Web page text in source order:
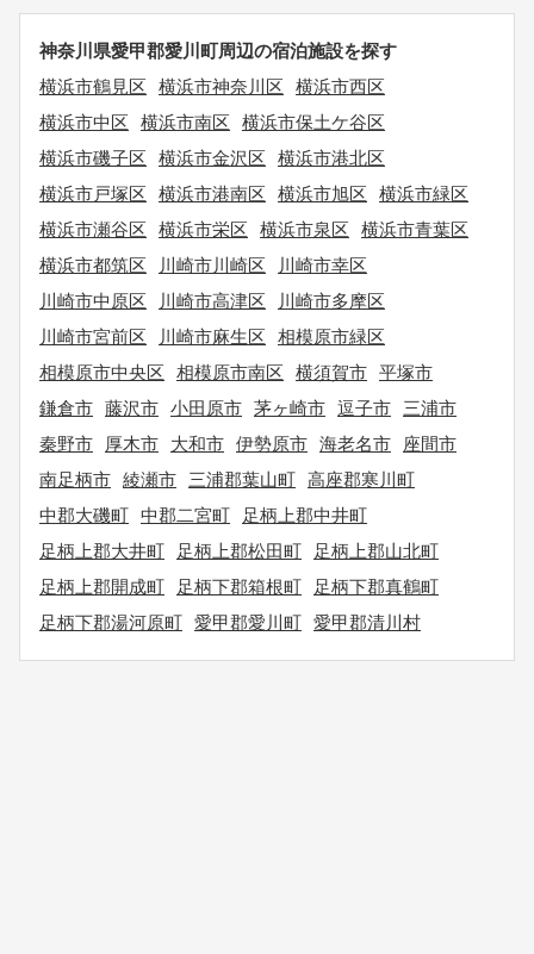
神奈川県愛甲郡愛川町周辺の宿泊施設を探す
横浜市鶴見区
横浜市神奈川区
横浜市西区
横浜市中区
横浜市南区
横浜市保土ケ谷区
横浜市磯子区
横浜市金沢区
横浜市港北区
横浜市戸塚区
横浜市港南区 横浜市旭区
横浜市緑区
横浜市瀬谷区
横浜市栄区 横浜市泉区
横浜市青葉区
横浜市都筑区
川崎市川崎区
川崎市幸区
川崎市中原区
川崎市高津区
川崎市多摩区
川崎市宮前区
川崎市麻生区
相模原市緑区
相模原市中央区
相模原市南区 横須賀市 平塚市
鎌倉市 藤沢市 小田原市 茅ヶ崎市 逗子市
三浦市
秦野市
厚木市 大和市 伊勢原市 海老名市
座間市
南足柄市 綾瀬市 三浦郡葉山町 高座郡寒川町
中郡大磯町 中郡二宮町
足柄上郡中井町
足柄上郡大井町
足柄上郡松田町
足柄上郡山北町
足柄上郡開成町
足柄下郡箱根町
足柄下郡真鶴町
足柄下郡湯河原町 愛甲郡愛川町 愛甲郡清川村